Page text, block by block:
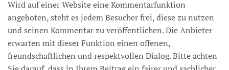
Wird auf einer Website eine Kommentarfunktion
angeboten, steht es jedem Besucher frei, diese zu nutzen
und seinen Kommentar zu veröffentlichen. Die Anbieter
erwarten mit dieser Funktion einen offenen,
freundschaftlichen und respektvollen Dialog. Bitte achten